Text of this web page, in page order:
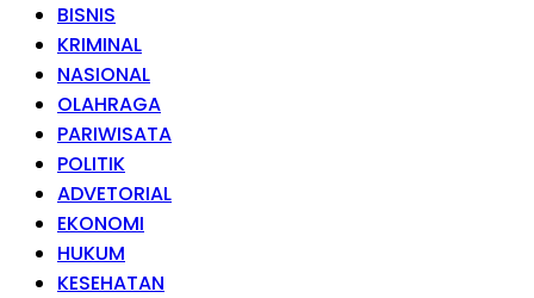
BISNIS
KRIMINAL
NASIONAL
OLAHRAGA
PARIWISATA
POLITIK
ADVETORIAL
EKONOMI
HUKUM
KESEHATAN